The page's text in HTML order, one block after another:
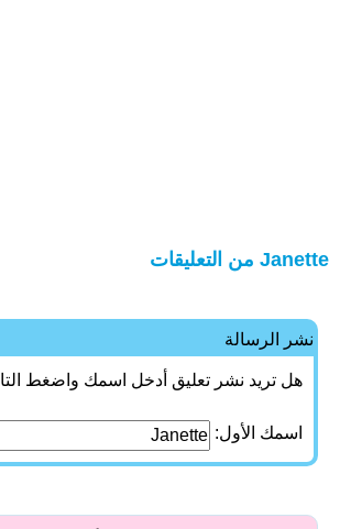
Janette من التعليقات
نشر الرسالة
هل تريد نشر تعليق أدخل اسمك واضغط
اسمك الأول: